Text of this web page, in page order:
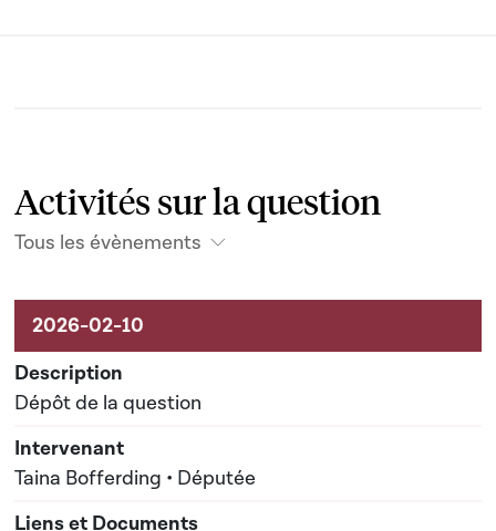
Activités sur la question
Tous les évènements
Activités liées au dossier
Dépôt de la question
Taina Bofferding • Députée